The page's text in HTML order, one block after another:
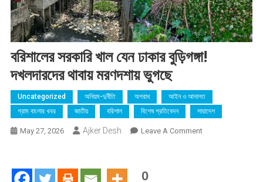
বরিশালের সরকারি খাল যেন ঢাকার বুড়িগঙ্গা!
দখলদারদের থাবায় মরণদশায় ভুগছে
Uncategorized অনিয়ম-দুর্নীতি অপরাধ
আইন ও আদালত
গ্রাম বাংলার খবর
জাতীয় বরিশাল বিশেষ প্রতিবেদন সারাদেশ
May 27, 2026 Ajker Desh Leave A CommentOn
0